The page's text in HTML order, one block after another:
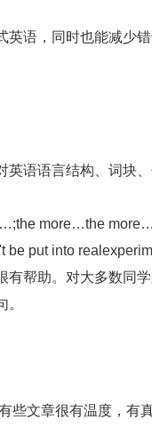
英语，同时也能减少
语语言结构、词块
more…the
put into
帮助。对大多数同
些文章很有温度，有真